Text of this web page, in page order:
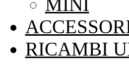
RICAMBI